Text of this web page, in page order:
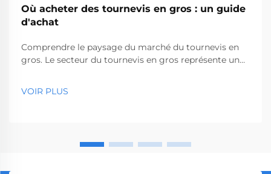
Où acheter des tournevis en gros : un guide
d'achat
Comprendre le paysage du marché du tournevis en
gros. Le secteur du tournevis en gros représente un
quincailleries aux sociétés de construction. Avec la
VOIR PLUS